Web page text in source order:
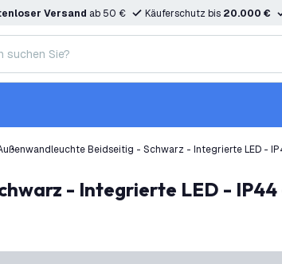
Versand ab 50 € Käuferschutz bis 20.000 €
Beidseitig - Schwarz - Integrierte LED -
- Integrierte LED -